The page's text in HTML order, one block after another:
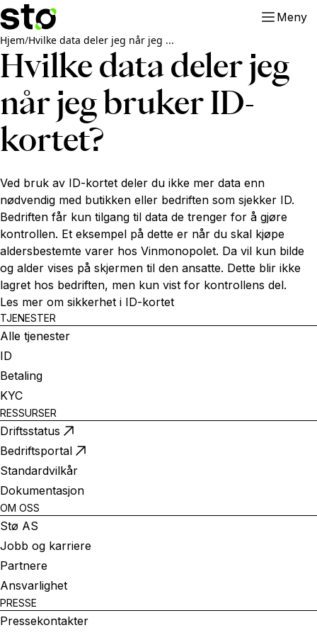
Meny
Hjem/Hvilke data deler jeg når jeg ...
Hvilke data deler jeg
når jeg bruker ID-
kortet?
Ved bruk av ID-kortet deler du ikke mer data enn
nødvendig med butikken eller bedriften som sjekker ID.
Bedriften får kun tilgang til data de trenger for å gjøre
kontrollen. Et eksempel på dette er når du skal kjøpe
aldersbestemte varer hos Vinmonopolet. Da vil kun bilde
og alder vises på skjermen til den ansatte. Dette blir ikke
lagret hos bedriften, men kun vist for kontrollens del.
Les mer om sikkerhet i ID-kortet
TJENESTER
Alle tjenester
ID
Betaling
KYC
RESSURSER
Driftsstatus
Bedriftsportal
Standardvilkår
Dokumentasjon
OM OSS
Stø AS
Jobb og karriere
Partnere
Ansvarlighet
PRESSE
Pressekontakter